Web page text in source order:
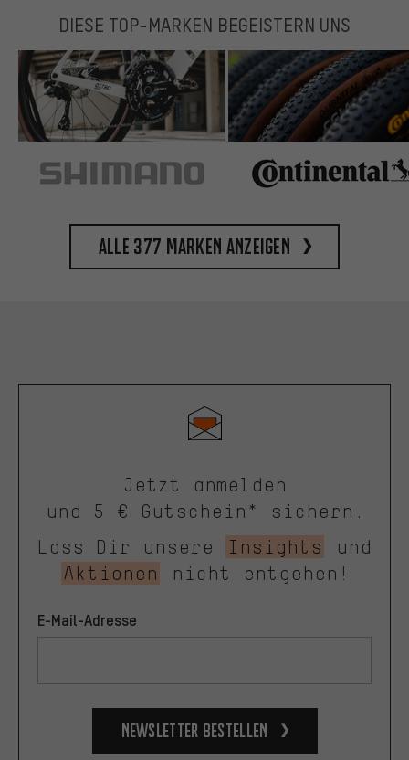
DIESE TOP-MARKEN BEGEISTERN UNS
Alle 377 Marken anzeigen
Jetzt anmelden
und 5 € Gutschein* sichern.
Lass Dir unsere
Insights
und
Aktionen
nicht entgehen!
E-Mail-Adresse
Newsletter bestellen